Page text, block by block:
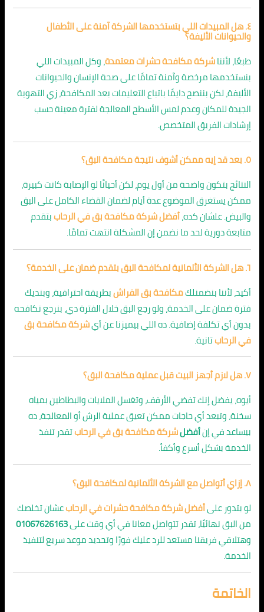
٤. هل المبيدات اللي بتستخدمها الشركة آمنة على الأطفال
والحيوانات الأليفة؟
طبعًا، لأنناشركة مكافحة حشرات معتمدة، وكل المبيدات اللي
بنستخدمها مرخصة وآمنة تمامًا على صحة الإنسان والحيوانات
الأليفة، لكن بننصح دايمًا باتباع التعليمات بعد المكافحة، زي التهوية
الجيدة للمكان وعدم لمس الأسطح المعالجة لفترة معينة حسب
إرشادات الفريق المتخصص.
٥. بعد قد إيه ممكن أشوف نتيجة مكافحة البق؟
النتائج بتكون واضحة من أول يوم، لكن أحيانًا لو الإصابة كانت كبيرة،
ممكن يستغرق الموضوع عدة أيام لضمان القضاء الكامل على البق
والبيض. علشان كده،أفضل شركة مكافحة بق في الرحاببتقدم
متابعة دورية لحد ما نضمن إن المشكلة انتهت تمامًا.
٦. هل الشركة الألمانية لمكافحة البق بتقدم ضمان على الخدمة؟
أكيد، لأننا بنضمنلكمكافحة بق الفراشبطريقة احترافية، وبنديك
فترة ضمان على الخدمة، ولو رجع البق خلال الفترة دي، بنرجع نكافحه
بدون أي تكلفة إضافية. ده اللي بيميزنا عن أيشركة مكافحة بق
في الرحابتانية.
٧. هل لازم أجهز البيت قبل عملية مكافحة البق؟
أيوه، يفضل إنك تفضي الأرفف، وتغسل الملايات والبطاطين بمياه
سخنة، وتبعد أي حاجات ممكن تعيق عملية الرش أو المعالجة، ده
بيساعد في إنأفضلشركة مكافحة بق في الرحابتقدر تنفذ
الخدمة بشكل أسرع وأكفأ.
٨. إزاي أتواصل مع الشركة الألمانية لمكافحة البق؟
لو بتدور علىأفضل شركة مكافحة حشرات في الرحابعشان تخلصك
من البق نهائيًا، تقدر تتواصل معانا في أي وقت على01067626163
وهتلاقي فريقنا مستعد للرد عليك فورًا وتحديد موعد سريع لتنفيذ
الخدمة.
الخاتمة